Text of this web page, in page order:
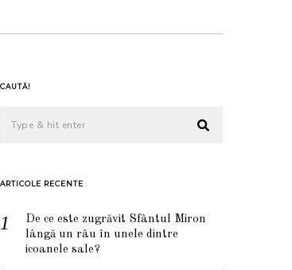
CAUTĂ!
ARTICOLE RECENTE
De ce este zugrăvit Sfântul Miron
lângă un râu în unele dintre
icoanele sale?